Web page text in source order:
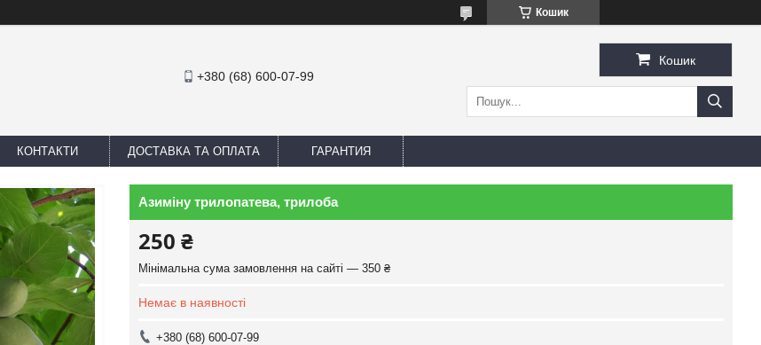
Кошик
+380 (68) 600-07-99
Кошик
КОНТАКТИ ДОСТАВКА ТА ОПЛАТА ГАРАНТИЯ
Азиміну трилопатева, трилоба
250 ₴
Мінімальна сума замовлення на сайті — 350 ₴
Немає в наявності
+380 (68) 600-07-99